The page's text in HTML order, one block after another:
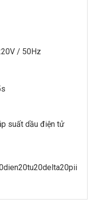
/ 50Hz
suất dầu điện tử